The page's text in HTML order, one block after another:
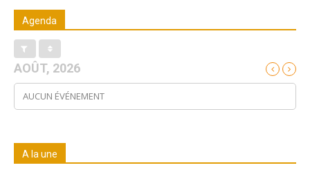
Agenda
AOÛT, 2026
AUCUN ÉVÉNEMENT
A la une